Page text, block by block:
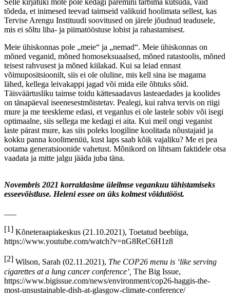
aktsepteeritavam kui veganlus, kuna selle kohta taolist hoiatust ei
tehtud. Kõige ohtlikum on aga kolmas probleemkoht, milleks on
„meie“ ja „nemad“ lähenemine ehk see, et veganvanem on üksinda.
nõustaja abi võivad vajada kõik sõltumata dieedist.
Öeldakse, et üks generatsioon peab eest ära surema selleks, et
suured muutused aset leiaksid. Kuigi Eesti Peakokkade Ühendus
juba pöörab kokkade koolitamisel rohkem tähelepanu taimsele
toidule, pole me nii arenenud kui näiteks Portugal, kus on
ebaseaduslik mitte pakkuda vegantoitu avalikes asutustes, koolides,
haiglates ja vanglates ehk kohtades, kus inimesel pole võimalust
mujale minna.
Selle kirjatüki mõte pole kedagi paremini tarbima kutsuda, vaid
tõdeda, et inimesed teevad taimseid valikuid hoolimata sellest, kas
Tervise Arengu Instituudi soovitused on järele jõudnud teadusele,
Meie ühiskonnas pole „meie“ ja „nemad“. Meie ühiskonnas on
mõned veganid, mõned homoseksuaalsed, mõned ratastoolis, mõned
Täisväärtusliku taimse toidu kättesaadavus lasteaedades ja koolides
on tänapäeval iseenesestmõistetav. Pealegi, kui rahva tervis on riigi
mure ja me teeskleme edasi, et veganlus ei ole lastele sobiv või isegi
optimaalne, siis sellega me kedagi ei aita. Kui meil ongi veganist
laste pärast mure, kas siis poleks loogiline koolitada nõustajaid ja
kokku panna koolimenüü, kust laps saab kõik vajaliku? Me ei pea
ootama generatsioonide vahetust. Mõnikord on lihtsam faktidele otsa
vaadata ja mitte jalgu jääda juba täna.